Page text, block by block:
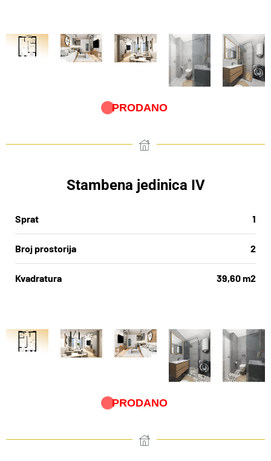
PRODANO
Stambena jedinica IV
Sprat 1
Broj prostorija 2
Kvadratura 39,60 m2
PRODANO